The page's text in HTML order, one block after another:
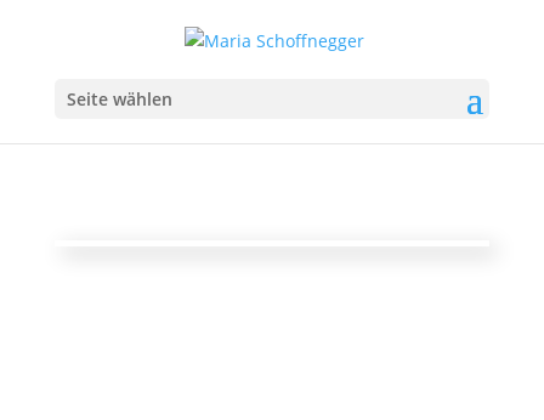
Seite wählen